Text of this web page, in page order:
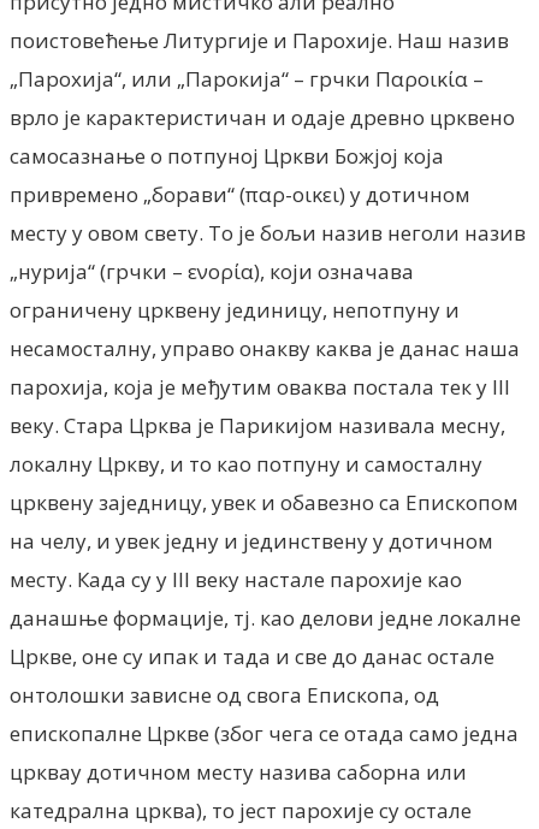
поистовећење Литургије и Парохије. Наш назив
„Парохија“, или „Парокија“ – грчки Παροικία –
врло је карактеристичан и одаје древно црквено
самосазнање о потпуној Цркви Божјој која
привремено „борави“ (παρ-οικει) у дотичном
месту у овом свету. То је бољи назив неголи назив
„нурија“ (грчки – ενορία), који означава
ограничену црквену јединицу, непотпуну и
несамосталну, управо онакву каква je данас наша
парохија, која је међутим оваква постала тек у III
веку. Стара Црква је Парикијом називала месну,
локалну Цркву, и то као потпуну и самосталну
црквену заједницу, увек и обавезно са Епископом
на челу, и увек једну и јединствену у дотичном
месту. Када су у III веку настале парохије као
данашње формације, тј. као делови једне локалне
Цркве, оне су ипак и тада и све до данас остале
онтолошки зависне од свога Епископа, од
епископалне Цркве (због чега се отада само једна
црквау дотичном месту назива саборна или
катедрална црква), то јест парохије су остале